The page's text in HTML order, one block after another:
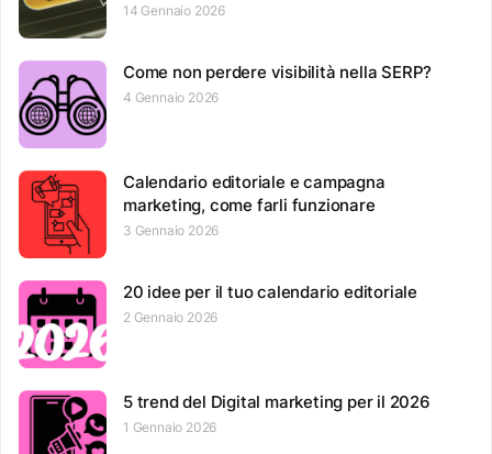
14 Gennaio 2026
Come non perdere visibilità nella SERP?
4 Gennaio 2026
Calendario editoriale e campagna
marketing, come farli funzionare
3 Gennaio 2026
20 idee per il tuo calendario editoriale
2 Gennaio 2026
5 trend del Digital marketing per il 2026
1 Gennaio 2026